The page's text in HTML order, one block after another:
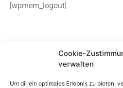
Cookie-
verwalten
Um dir ein optimales Erlebnis zu bieten,
[wpmem_logout]